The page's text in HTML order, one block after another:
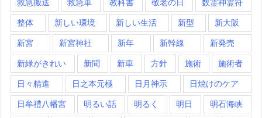
救急搬送 救急車 教科書 敬老の日 数霊神霊符
整体 新しい環境 新しい生活 新型 新大阪
新宮 新宮神社 新年 新幹線 新発売
新緑がきれい 新聞 新車 方針 施術 施術者
日々精進 日之本元極 日月神示 日焼けのケア
日牟禮八幡宮 明るい話 明るく 明日 明石海峡